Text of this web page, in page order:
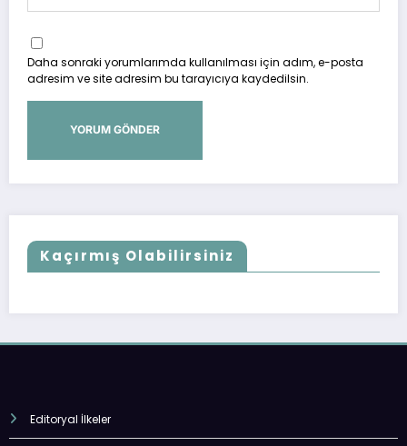
Daha sonraki yorumlarımda kullanılması için adım, e-posta
adresim ve site adresim bu tarayıcıya kaydedilsin.
Kaçırmış Olabilirsiniz
Editoryal İlkeler